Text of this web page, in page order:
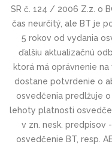
SR č. 124 / 2006 Z.z. o
čas neurčitý, ale BT je
5 rokov od vydania
ďalšiu aktualizačnú
ktorá má oprávnenie
dostane potvrdenie o
osvedčenia predlžuje
lehoty platnosti
v zn. nesk. predpisov
osvedčenie BT, resp.